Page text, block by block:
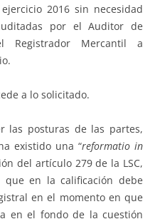
2016 sin necesidad
por el Auditor de
Registrador Mercantil a
a lo solicitado.
las posturas de las partes,
existido una “reformatio in
del artículo 279 de la LSC,
en la calificación debe
en el momento en que
en el fondo de la cuestión